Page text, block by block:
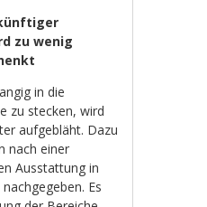
zu wenig
in die
zu stecken, wird
aufgebläht. Dazu
nach einer
Ausstattung in
Es